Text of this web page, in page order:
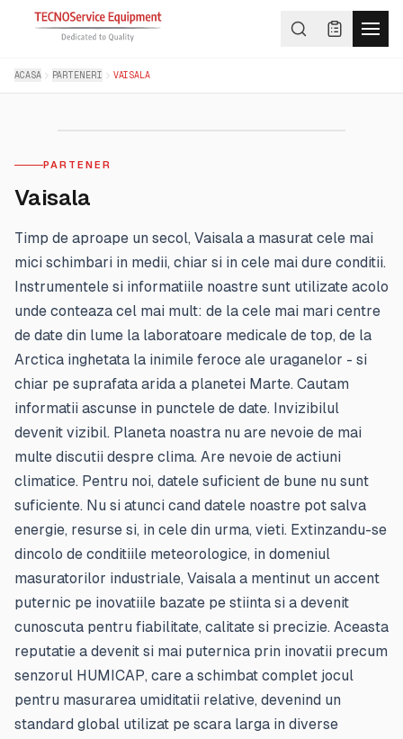
ACASA PARTENERI VAISALA
PARTENER
Vaisala
Timp de aproape un secol, Vaisala a masurat cele mai
mici schimbari in medii, chiar si in cele mai dure conditii.
Instrumentele si informatiile noastre sunt utilizate acolo
unde conteaza cel mai mult: de la cele mai mari centre
de date din lume la laboratoare medicale de top, de la
Arctica inghetata la inimile feroce ale uraganelor - si
chiar pe suprafata arida a planetei Marte. Cautam
informatii ascunse in punctele de date. Invizibilul
devenit vizibil. Planeta noastra nu are nevoie de mai
multe discutii despre clima. Are nevoie de actiuni
climatice. Pentru noi, datele suficient de bune nu sunt
suficiente. Nu si atunci cand datele noastre pot salva
energie, resurse si, in cele din urma, vieti. Extinzandu-se
dincolo de conditiile meteorologice, in domeniul
masuratorilor industriale, Vaisala a mentinut un accent
puternic pe inovatiile bazate pe stiinta si a devenit
cunoscuta pentru fiabilitate, calitate si precizie. Aceasta
reputatie a devenit si mai puternica prin inovatii precum
senzorul HUMICAP, care a schimbat complet jocul
pentru masurarea umiditatii relative, devenind un
standard global utilizat pe scara larga in diverse